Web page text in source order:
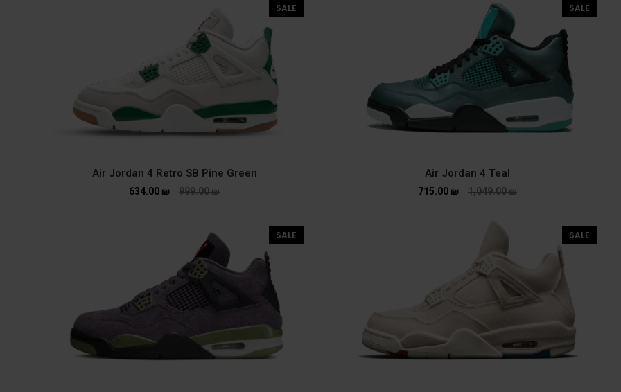
SALE
Air Jordan 4 Teal
1,049.00₪
715.00 ₪
SALE
999.00₪
634.00 ₪
SALE
SALE